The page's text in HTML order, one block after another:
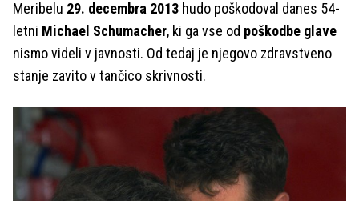
Meribelu 29. decembra 2013 hudo poškodoval danes 54-
letni Michael Schumacher, ki ga vse od poškodbe glave
nismo videli v javnosti. Od tedaj je njegovo zdravstveno
stanje zavito v tančico skrivnosti.